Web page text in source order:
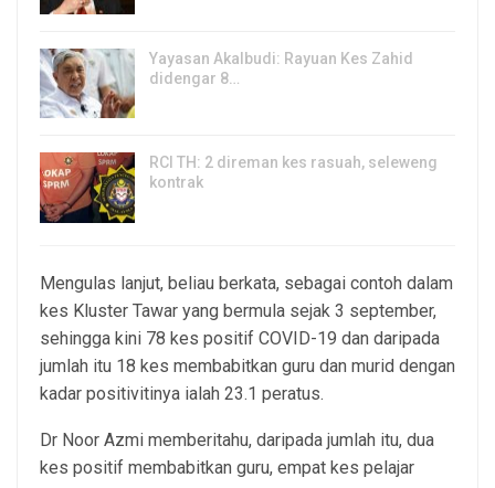
Yayasan Akalbudi: Rayuan Kes Zahid
didengar 8…
RCI TH: 2 direman kes rasuah, seleweng
kontrak
Mengulas lanjut, beliau berkata, sebagai contoh dalam
kes Kluster Tawar yang bermula sejak 3 september,
sehingga kini 78 kes positif COVID-19 dan daripada
jumlah itu 18 kes membabitkan guru dan murid dengan
kadar positivitinya ialah 23.1 peratus.
Dr Noor Azmi memberitahu, daripada jumlah itu, dua
kes positif membabitkan guru, empat kes pelajar